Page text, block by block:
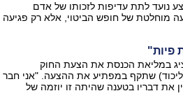
נועד לתת עדיפות לזכותו של אדם
מוחלטת של חופש הביטוי, אלא רק פגיעה
פיות"
במליאת הכנסת את הצעת החוק
(ליכוד) שתקף במפתיע את ההצעה. "אני חבר
את דבריו בטענה שהיתה זו יוזמה של